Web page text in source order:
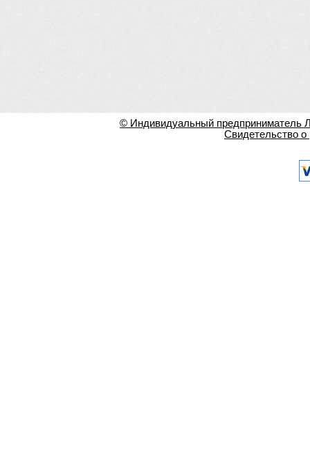
© Индивидуальный предприниматель
Свидетельство